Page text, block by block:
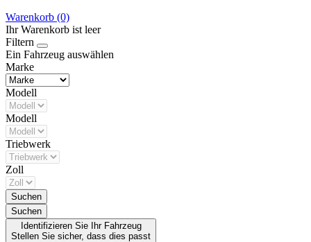
Warenkorb (0)
Ihr Warenkorb ist leer
Filtern
Ein Fahrzeug auswählen
Marke
Modell
Modell
Triebwerk
Zoll
Suchen
Suchen
Identifizieren Sie Ihr Fahrzeug
Stellen Sie sicher, dass dies passt